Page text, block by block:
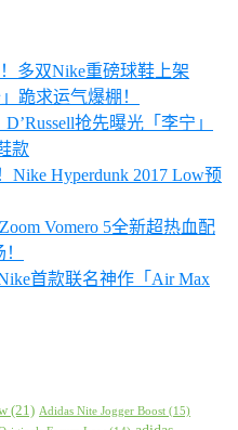
多双Nike重磅球鞋上架
跪求运气爆棚！
抢先曝光「李宁」
款
Hyperdunk 2017 Low预
Vomero 5全新超热血配
首款联名神作「Air Max
(21) Adidas Nite Jogger Boost (15)